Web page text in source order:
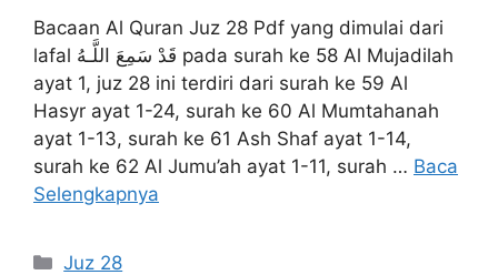
Bacaan Al Quran Juz 28 Pdf yang dimulai dari
lafal قَدْ سَمِعَ اللَّـهُ pada surah ke 58 Al Mujadilah
ayat 1, juz 28 ini terdiri dari surah ke 59 Al
Hasyr ayat 1-24, surah ke 60 Al Mumtahanah
ayat 1-13, surah ke 61 Ash Shaf ayat 1-14,
surah ke 62 Al Jumu’ah ayat 1-11, surah … Baca
Selengkapnya
Kategori
Juz 28